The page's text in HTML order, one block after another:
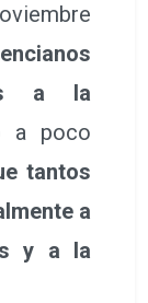
a la
a poco
tantos
a
y a la